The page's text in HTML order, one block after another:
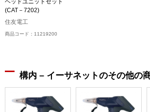
ヘッドユニットセット
(CAT－7202)
住友電工
商品コード：11219200
構内 – イーサネットのその他の